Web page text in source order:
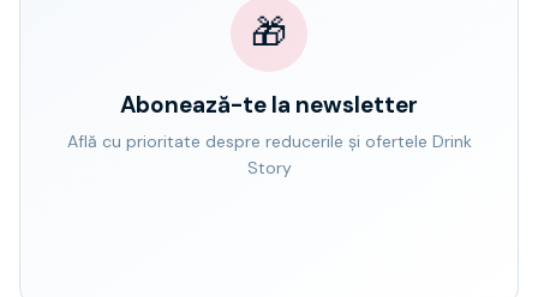
🎁
Abonează-te la newsletter
Află cu prioritate despre reducerile și ofertele Drink
Story